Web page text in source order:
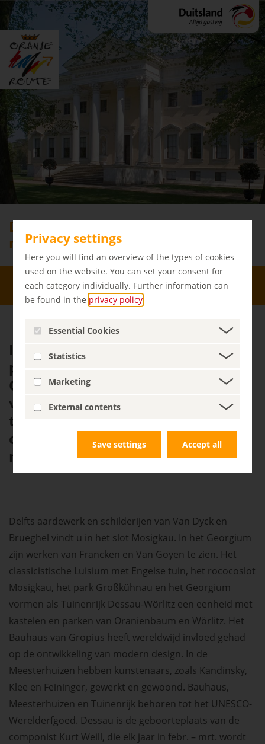
Privacy settings
Here you will find an overview of the types of cookies
used on the website. You can set your consent for
each category individually. Further information can
be found in the privacy policy
Essential Cookies
Statistics
Marketing
External contents
Save settings Accept all
Dessau-Roßlau: unieke cultuur en
natuur
Menu
In 1659 trouwde de Nederlandse
prinses Henriëtte Catharina van
Oranje-Nassau met Johan Georg II
van Anhalt-Dessau. Door haar
toedoen kwamen vele nieuwe
ontwikkelingen en kunstschatten
naar Dessau.
Delfts aardewerk en schilderijen van Van Dyck en
Brueghel vindt u in het slot Mosigkau. In het Georgium
zijn werken van Francken en Van Goyen te zien. Het
classicistische Luisium met Engelse tuin, het rococoslot
Mosigkau, het park Großkühnau en het Georgium
vormen als Tuinenrijk Dessau-Wörlitz een eenheid met
kastelen en parken van Oranienbaum en Wörlitz. Het
Bauhaus van Gropius heeft wereldwijd invloed gehad
op de ontwikkeling van modern design. In de
Meesterhuizen hebben kunstenaars, zoals Kandinsky,
Klee en Feininger, gewerkt en gewoond. Bauhaus,
Meesterhuizen en Tuinenrijk behoren tot het UNESCO-
Werelderfgoed. Dessau is de geboorteplaats van de
componist Kurt Weill, die elk jaar in febr. – mrt. wordt